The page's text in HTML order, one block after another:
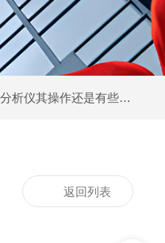
仪其操作还是有些技巧的
返回列表